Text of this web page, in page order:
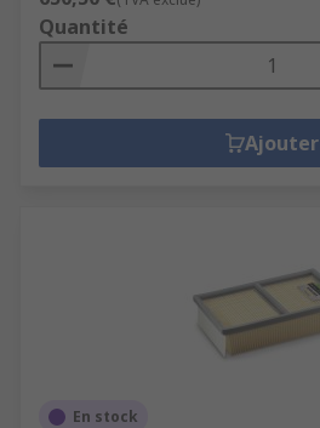
Quantité
Ajouter
En stock